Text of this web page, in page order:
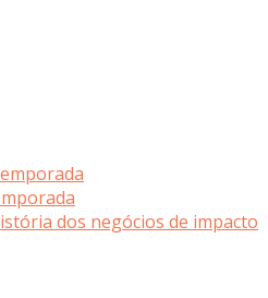
dos negócios de impacto